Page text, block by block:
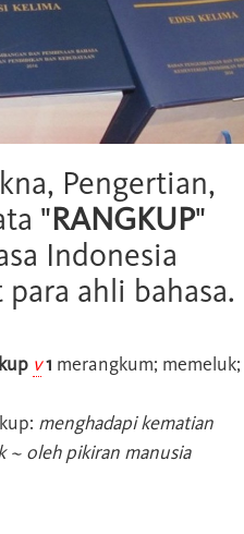
Pengertian,
"RANGKUP"
Indonesia
ahli bahasa.
v1 merangkum; memeluk;
menghadapi kematian
~ oleh pikiran manusia